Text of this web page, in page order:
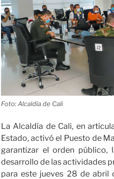
Foto: Alcaldía de Cali
La Alcaldía de Cali, en
Estado, activó el Puesto de
garantizar el orden público,
desarrollo de las actividades
para este jueves 28 de abril